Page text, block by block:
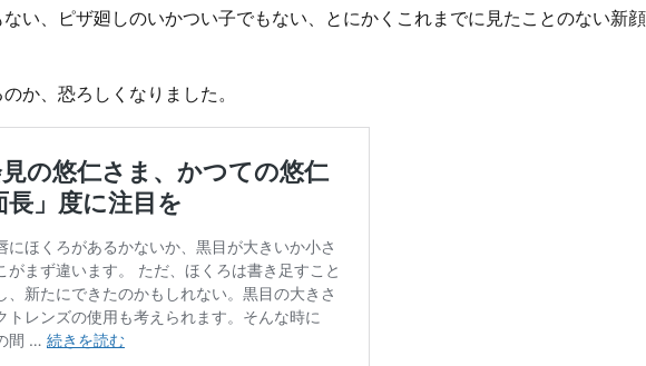
い、ピザ廻しのいかつい子でもない、とにかくこれまでに見たことのない新顔
か、恐ろしくなりました。